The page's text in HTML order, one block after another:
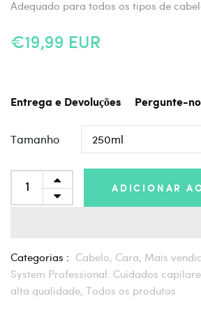
Adequado para todos os tipos de
€19,99 EUR
Entrega e Devoluções Pergunte-
Tamanho
ADICIONAR
Categorias : Cabelo, Cara, Mais
System Professional: Cuidados
alta qualidade, Todos os produtos